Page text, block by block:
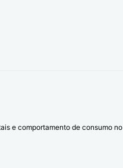
e comportamento de consumo no